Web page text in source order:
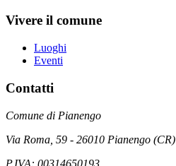
Vivere il comune
Luoghi
Eventi
Contatti
Comune di Pianengo
Via Roma, 59 - 26010 Pianengo (CR)
P.IVA: 00314650193